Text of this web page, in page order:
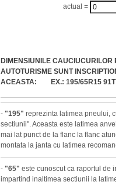
actual =
DIMENSIUNILE CAUCIUCURILOR
AUTOTURISME SUNT
ACEASTA: EX.: 195/65R15 91T
- "195" reprezinta latimea pneului,
sectiunii". Aceasta este latimea
mai lat punct de la flanc la flanc
montata la janta cu latimea
- "65" este cunoscut ca raportul de
impartind inaltimea sectiunii la